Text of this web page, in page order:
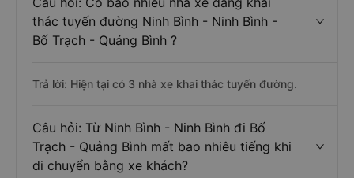
thác tuyến đường Ninh Bình - Ninh Bình -
Bố Trạch - Quảng Bình ?
Trả lời: Hiện tại có 3 nhà xe khai thác tuyến đường.
Câu hỏi: Từ Ninh Bình - Ninh Bình đi Bố
Trạch - Quảng Bình mất bao nhiêu tiếng khi
di chuyển bằng xe khách?